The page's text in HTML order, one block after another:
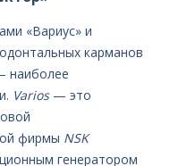
«Вариус» и
карманов
наиболее
Varios— это
фирмы NSK
генератором